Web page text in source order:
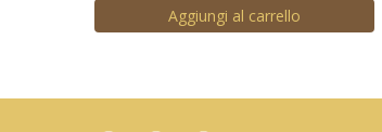
Aggiungi al carrello